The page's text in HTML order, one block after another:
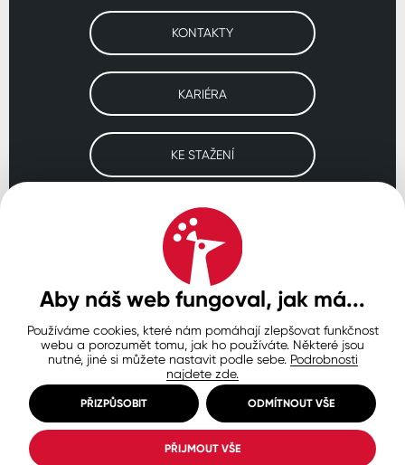
KONTAKTY
KARIÉRA
KE STAŽENÍ
Navštivte naše pobočky
SLOVENSKO POLSKO
Ochrana osobních údajů
Zásady používání souborů cookie
Nastavení cookies
© Copyright 2026 COLORLAK
Created by inCUBE
Aby náš web fungoval, jak má...
Používáme cookies, které nám pomáhají zlepšovat funkčnost
webu a porozumět tomu, jak ho používáte. Některé jsou
nutné, jiné si můžete nastavit podle sebe. Podrobnosti
najdete zde.
PŘIZPŮSOBIT ODMÍTNOUT VŠE
PŘIJMOUT VŠE